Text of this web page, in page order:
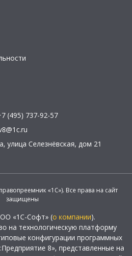
(495) 737-92-57
, улица Селезнёвская, дом 21
«1С»). Все права на сайт
защищены
«1С-Софт» (о компании).
на технологическую платформу
конфигурации программных
8», представленные на